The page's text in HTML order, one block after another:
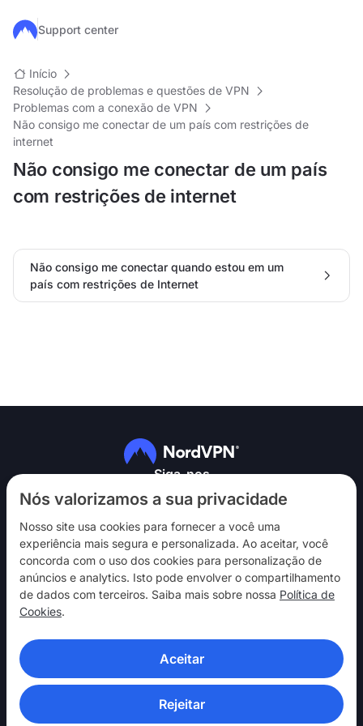
Nós valorizamos a sua privacidade
Nosso site usa cookies para fornecer a você uma
experiência mais segura e personalizada. Ao aceitar, você
concorda com o uso dos cookies para personalização de
anúncios e analytics. Isto pode envolver o compartilhamento
de dados com terceiros. Saiba mais sobre nossa Política de
Cookies.
Aceitar
Rejeitar
Ir para o conteúdo principal
Support center
Início
Resolução de problemas e questões de VPN
Problemas com a conexão de VPN
Não consigo me conectar de um país com restrições de
internet
Não consigo me conectar de um país
com restrições de internet
Não consigo me conectar quando estou em um
país com restrições de Internet
Siga-nos
NordVPN
Interaja
Ajuda
Descubra
APLICATIVOS DE VPN